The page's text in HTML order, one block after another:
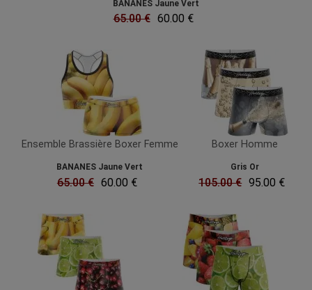
BANANES Jaune Vert
65.00 € 60.00 €
Ensemble Brassière Boxer Femme
BANANES Jaune Vert
65.00 € 60.00 €
Boxer Homme
Gris Or
105.00 € 95.00 €